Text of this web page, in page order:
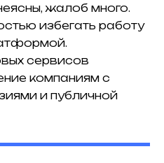
жалоб много.
избегать работу
сервисов
компаниям с
и публичной